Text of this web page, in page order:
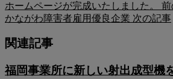
ホームページが完成いたしました。
前
かながわ障害者雇用優良企業 次の記事
関連記事
福岡事業所に新しい射出成型機